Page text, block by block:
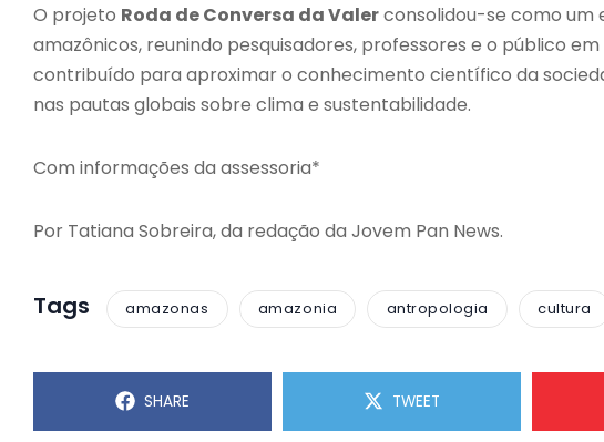
O projeto Roda de Conversa da Valerconsolidou-se como um
amazônicos, reunindo pesquisadores, professores e o público
contribuído para aproximar o conhecimento científico da
nas pautas globais sobre clima e sustentabilidade.
Com informações da assessoria*
Por Tatiana Sobreira, da redação da Jovem Pan News.
Tags amazonas amazonia antropologia cultura
SHARE TWEET